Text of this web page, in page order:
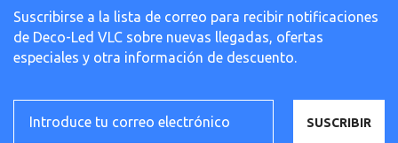
Suscribirse a la lista de correo para recibir notificaciones
de Deco-Led VLC sobre nuevas llegadas, ofertas
especiales y otra información de descuento.
SUSCRIBIR